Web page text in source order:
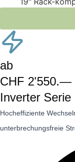
ab
CHF 2'550.—
Inverter
Hocheffiziente
unterbrechungsfreie